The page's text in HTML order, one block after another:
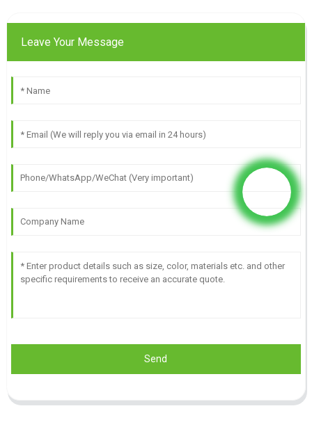
Leave Your Message
Send